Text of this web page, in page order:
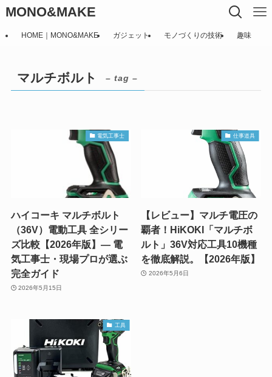
MONO&MAKE
HOME｜MONO&MAKE ガジェット モノづくりの技術 趣味
マルチボルト – tag –
電気工事士
ハイコーキ マルチボルト
（36V）電動工具 全シリー
ズ比較【2026年版】― 電
気工事士・現場プロが選ぶ
完全ガイド
2026年5月15日
仕事道具
【レビュー】マルチ電圧の
覇者！HiKOKI「マルチボ
ルト」36V対応工具10機種
を徹底解説。【2026年版】
2026年5月6日
工具